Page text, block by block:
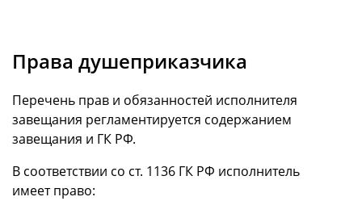
Права душеприказчика
Перечень прав и обязанностей исполнителя
завещания регламентируется содержанием
завещания и ГК РФ.
В соответствии со ст. 1136 ГК РФ исполнитель
имеет право: